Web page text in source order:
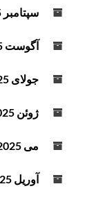
سپتامبر 2025
آگوست 2025
جولای 2025
ژوئن 2025
می 2025
آوریل 2025